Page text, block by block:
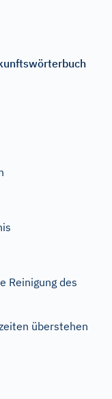
Reinigung des
überstehen